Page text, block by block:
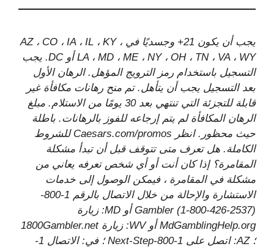
يجب أن يكون 21+ وجسديًا في AZ ، CO ، IA ، IL ، KY ،
LA ، MD ، ME ، NY ، OH ، TN ، VA ، WY أو DC. يجب
التسجيل باستخدام رمز الترويج المؤهل. الرهان الأول
بعد التسجيل يجب أن يتأهل. تم منح رهانات مكافأة غير
قابلة للتجزئة التي تنتهي بعد 30 يومًا من الاستلام. مبلغ
الرهان المكافأة لم يتم إرجاعه للفوز بالرهانات. باطلة
حيث محظور. انظر Caesars.com/promos للشروط
الكاملة. هل تعرف متى تتوقف قبل أن تبدأ مشكلة
المقامرة؟ إذا كان أنت أو أي شخص تعرفه يعاني من
مشكلة في المقامرة ، فيمكن الوصول إلى خدمات
الاستشارة والإحالة من خلال الاتصال بالرقم 1-800-
Gambler (1-800-426-2537) أو MD: زيارة
MdGamblingHelp.org أو WV: زيارة 1800Gambler.net
؛ AZ: اتصل على 1-800-Next-Step ؛ في: الاتصال 1-